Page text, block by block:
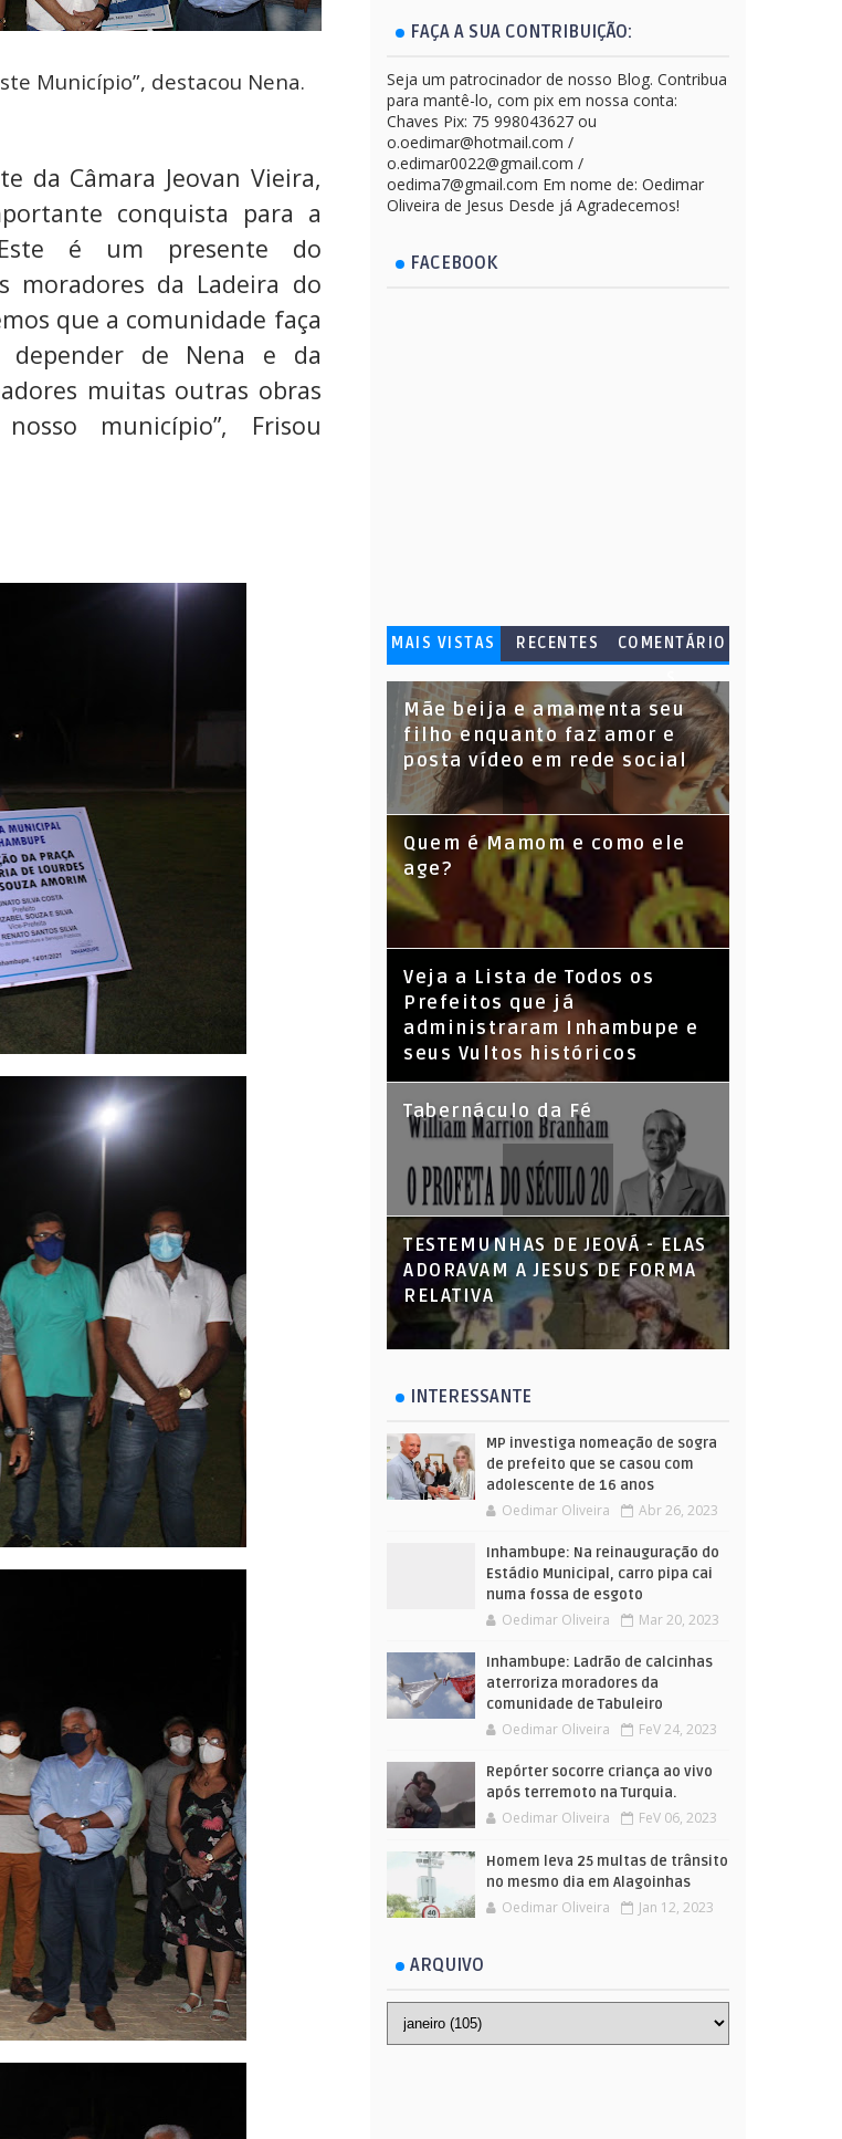
Município”, destacou Nena.
da Câmara Jeovan Vieira,
conquista para a
é um presente do
moradores da Ladeira do
que a comunidade faça
de Nena e da
muitas outras obras
município”, Frisou
FAÇA A SUA CONTRIBUIÇÃO:
Seja um patrocinador de nosso Blog. Contribua
para mantê-lo, com pix em nossa conta:
Chaves Pix: 75 998043627 ou
o.oedimar@hotmail.com /
o.edimar0022@gmail.com /
oedima7@gmail.com Em nome de: Oedimar
Oliveira de Jesus Desde já Agradecemos!
FACEBOOK
MAIS VISTAS RECENTES
COMENTÁRIO
S
Mãe beija e amamenta seu
filho enquanto faz amor e
posta vídeo em rede social
Quem é Mamom e como ele
age?
Veja a Lista de Todos os
Prefeitos que já
administraram Inhambupe e
seus Vultos históricos
Tabernáculo da Fé
TESTEMUNHAS DE JEOVÁ - ELAS
ADORAVAM A JESUS DE FORMA
RELATIVA
INTERESSANTE
MP investiga nomeação de sogra
de prefeito que se casou com
adolescente de 16 anos
Oedimar Oliveira Abr 26, 2023
Inhambupe: Na reinauguração do
Estádio Municipal, carro pipa cai
numa fossa de esgoto
Oedimar Oliveira Mar 20, 2023
Inhambupe: Ladrão de calcinhas
aterroriza moradores da
comunidade de Tabuleiro
Oedimar Oliveira FeV 24, 2023
Repórter socorre criança ao vivo
após terremoto na Turquia.
Oedimar Oliveira FeV 06, 2023
Homem leva 25 multas de trânsito
no mesmo dia em Alagoinhas
Oedimar Oliveira Jan 12, 2023
ARQUIVO